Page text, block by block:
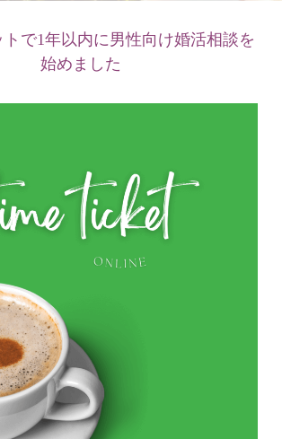
で1年以内に男性向け婚活相談を
始めました